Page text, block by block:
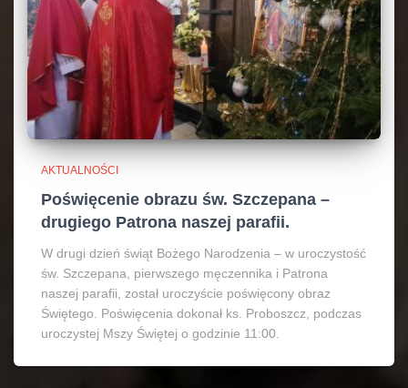
AKTUALNOŚCI
Poświęcenie obrazu św. Szczepana –
drugiego Patrona naszej parafii.
W drugi dzień świąt Bożego Narodzenia – w uroczystość
św. Szczepana, pierwszego męczennika i Patrona
naszej parafii, został uroczyście poświęcony obraz
Świętego. Poświęcenia dokonał ks. Proboszcz, podczas
uroczystej Mszy Świętej o godzinie 11:00.